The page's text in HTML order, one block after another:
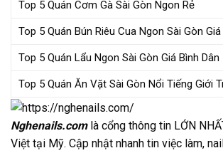
Top 5 Quán Cơm Gà Sài Gòn Ngon Rẻ
Top 5 Quán Bún Riêu Cua Ngon Sài Gòn Giá
Top 5 Quán Lẩu Ngon Sài Gòn Giá Bình Dân
Top 5 Quán Ăn Vặt Sài Gòn Nổi Tiếng Giới
Nghenails.comlà cổng thông tin LỚN
Việt tại Mỹ. Cập nhật nhanh tin việc làm,